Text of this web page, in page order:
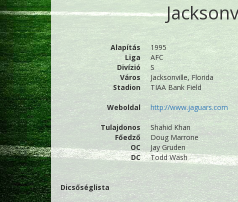
Alapítás
1995
Liga
AFC
Divízió
S
Város
Jacksonville, Florida
Stadion
TIAA Bank Field
Weboldal http://www.jaguars.com
Tulajdonos
Shahid Khan
Főedző
Doug Marrone
OC
Jay Gruden
DC
Todd Wash
Dicsőséglista